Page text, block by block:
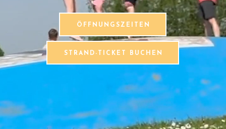
STRAND-TICKET BUCHEN
ÖFFNUNGSZEITEN